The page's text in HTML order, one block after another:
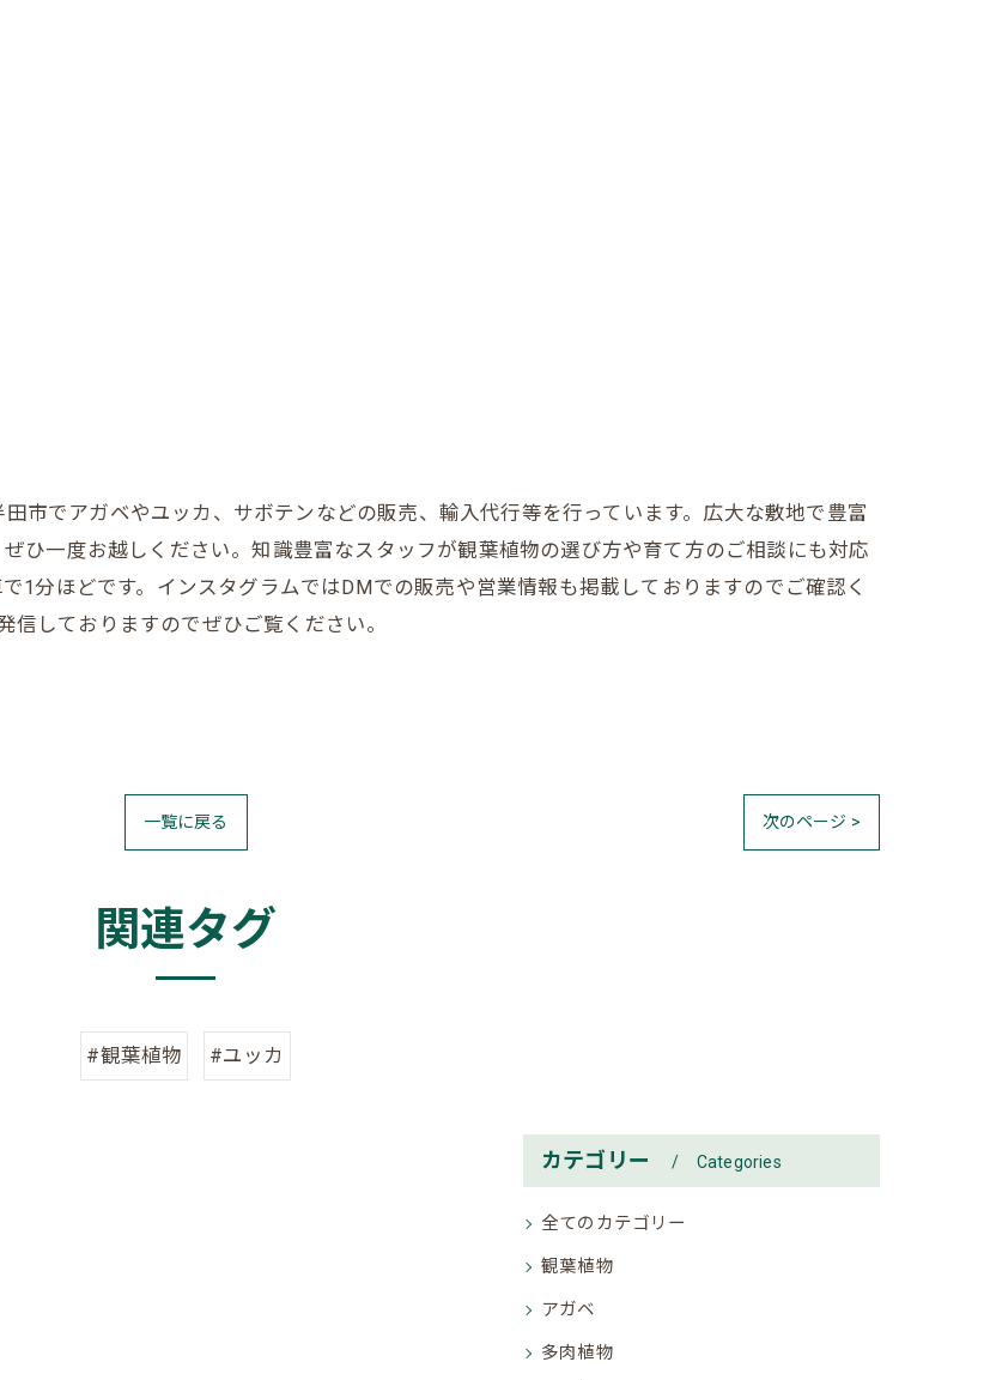
市でアガベやユッカ、サボテンなどの販売、輸入代行等を行っています。広大な敷地で豊富
ひ一度お越しください。知識豊富なスタッフが観葉植物の選び方や育て方のご相談にも対応
1分ほどです。インスタグラムではDMでの販売や営業情報も掲載しておりますのでご確認く
信しておりますのでぜひご覧ください。
一覧に戻る 次のページ >
関連タグ
#観葉植物 #ユッカ
カテゴリー Categories
全てのカテゴリー
観葉植物
アガベ
多肉植物